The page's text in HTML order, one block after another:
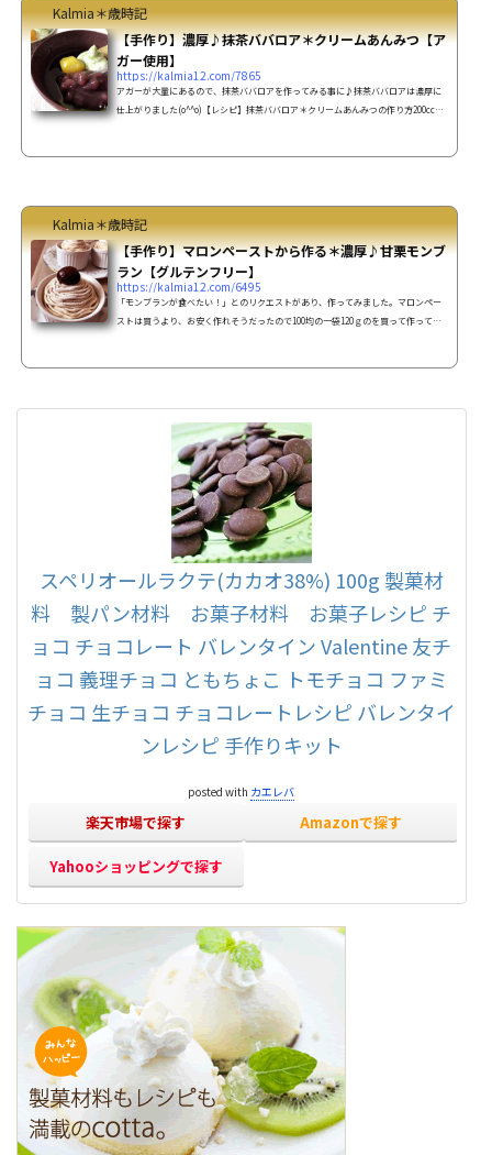
Kalmia＊歳時記
【手作り】濃厚♪抹茶ババロア＊クリームあんみつ【ア
ガー使用】
https://kalmia12.com/7865
アガーが大量にあるので、抹茶ババロアを作ってみる事に♪抹茶ババロアは濃厚に
仕上がりました(o^^o)【レシピ】抹茶ババロア＊クリームあんみつの作り方200ccの
Kalmia＊歳時記
【手作り】マロンペーストから作る＊濃厚♪甘栗モンブ
ラン【グルテンフリー】
https://kalmia12.com/6495
「モンブランが食べたい！」とのリクエストがあり、作ってみました。マロンペー
ストは買うより、お安く作れそうだったので100均の一袋120ｇのを買って作ってみ
スペリオールラクテ(カカオ38%) 100g 製菓材
料 製パン材料 お菓子材料 お菓子レシピ チ
ョコ チョコレート バレンタイン Valentine 友チ
ョコ 義理チョコ ともちょこ トモチョコ ファミ
チョコ 生チョコ チョコレートレシピ バレンタイ
ンレシピ 手作りキット
posted with カエレバ
楽天市場で探す Amazonで探す
Yahooショッピングで探す